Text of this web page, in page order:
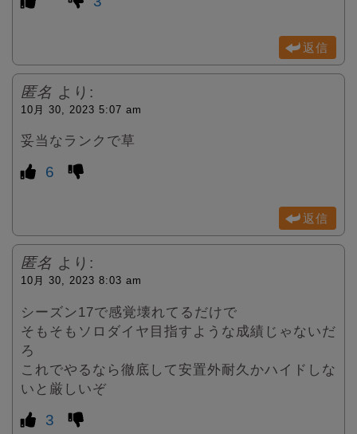
返信
匿名 より:
10月 30, 2023 5:07 am
妥当なランクで草
6
返信
匿名 より:
10月 30, 2023 8:03 am
シーズン17で感覚壊れてるだけで
そもそもソロダイヤ目指すような成績じゃないだ
ろ
これでやるなら徹底して安置外耐久かハイドしな
いと厳しいぞ
3